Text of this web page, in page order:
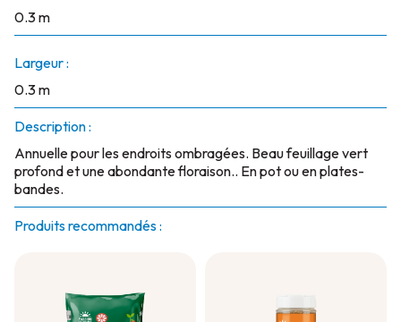
0.3 m
Largeur :
0.3 m
Description :
Annuelle pour les endroits ombragées. Beau feuillage vert
profond et une abondante floraison.. En pot ou en plates-
bandes.
Produits recommandés :